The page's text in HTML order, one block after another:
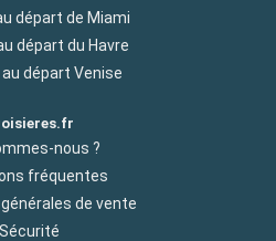
départ de Miami
départ du Havre
départ Venise
nous ?
fréquentes
de vente
Sécurité